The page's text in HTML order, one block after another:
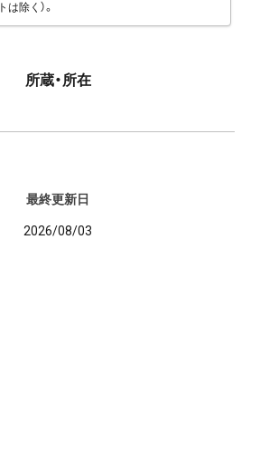
トは除く）。
所蔵・所在
最終更新日
2026/08/03